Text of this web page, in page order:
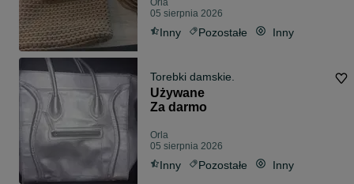
Orla
05 sierpnia 2026
Inny Pozostałe Inny
Torebki damskie.
Używane
Za darmo
Orla
05 sierpnia 2026
Inny Pozostałe Inny